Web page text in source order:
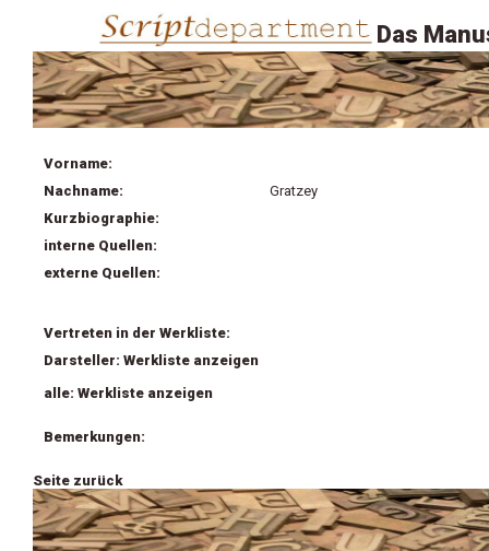
Das
Vorname:
Nachname:
Gratzey
Kurzbiographie:
interne Quellen:
externe Quellen:
Vertreten in der Werkliste:
Darsteller: Werkliste anzeigen
alle: Werkliste anzeigen
Bemerkungen:
Seite zurück